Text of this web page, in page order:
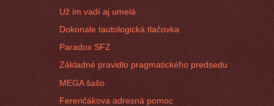
Už im vadí aj umelá
Dokonale tautologická tlačovka
Paradox SFZ
Základné pravidlo pragmatického predsedu
MEGA šašo
Ferenčákova adresná pomoc